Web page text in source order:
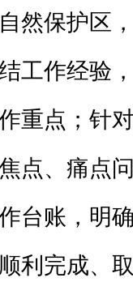
然保护区
工作经验
重点；针
点、痛点
台账， 明
利完成、